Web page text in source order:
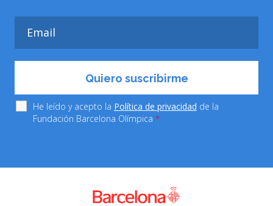
He leído y acepto la Política de privacidad de la
Fundación Barcelona Olímpica *